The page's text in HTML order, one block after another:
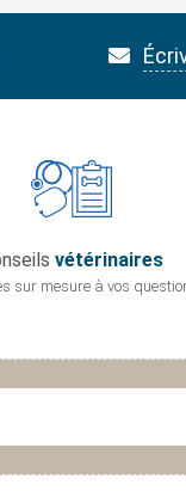
vétérinaires
sur mesure à vos